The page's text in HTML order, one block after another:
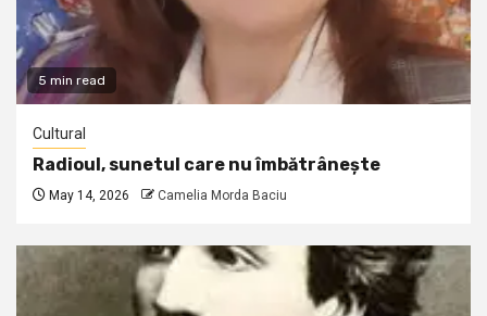
5 min read
Cultural
Radioul, sunetul care nu îmbătrânește
May 14, 2026 Camelia Morda Baciu